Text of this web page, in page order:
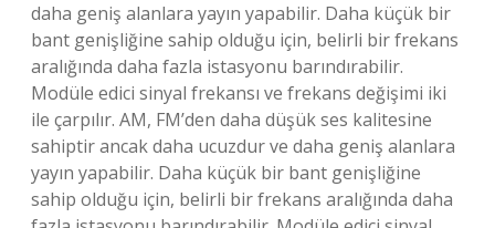
daha geniş alanlara yayın yapabilir. Daha küçük bir
bant genişliğine sahip olduğu için, belirli bir frekans
aralığında daha fazla istasyonu barındırabilir.
Modüle edici sinyal frekansı ve frekans değişimi iki
ile çarpılır. AM, FM’den daha düşük ses kalitesine
sahiptir ancak daha ucuzdur ve daha geniş alanlara
yayın yapabilir. Daha küçük bir bant genişliğine
sahip olduğu için, belirli bir frekans aralığında daha